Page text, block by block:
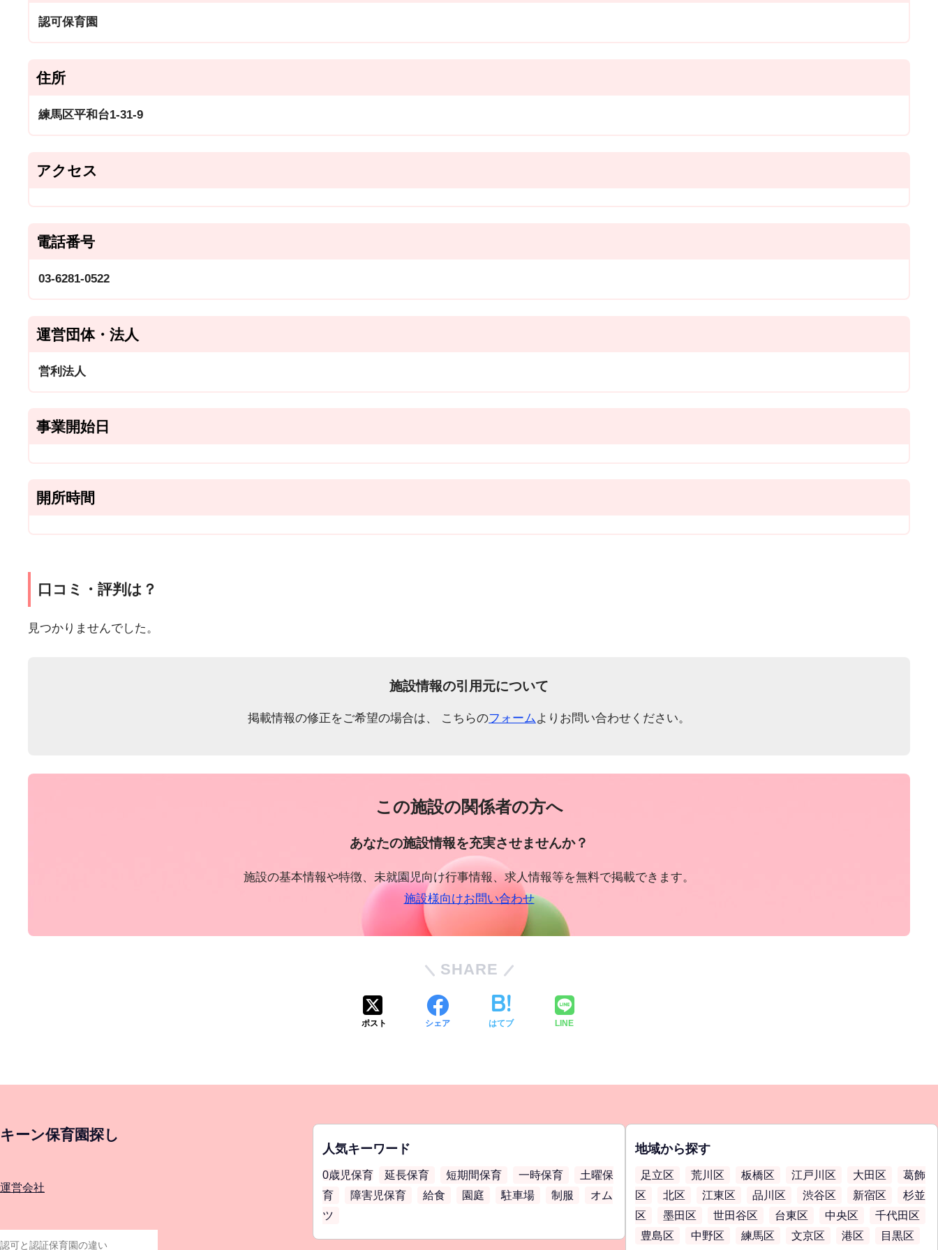
認可保育園
住所
練馬区平和台1-31-9
アクセス
電話番号
03-6281-0522
運営団体・法人
営利法人
事業開始日
開所時間
口コミ・評判は？
見つかりませんでした。
施設情報の引用元について
掲載情報の修正をご希望の場合は、 こちらのフォームよりお問い合わせください。
この施設の関係者の方へ
あなたの施設情報を充実させませんか？
施設の基本情報や特徴、未就園児向け行事情報、求人情報等を無料で掲載できます。
施設様向けお問い合わせ
SHARE
ポスト シェア はてブ LINE
キーン保育園探し
運営会社
人気キーワード
0歳児保育 延長保育 短期間保育 一時保育
土曜保
育
障害児保育 給食 園庭 駐車場 制服
オム
ツ
地域から探す
足立区 荒川区 板橋区 江戸川区 大田区
葛飾
区
北区 江東区 品川区 渋谷区 新宿区
杉並
区
墨田区 世田谷区 台東区 中央区
千代田区
豊島区
中野区 練馬区 文京区 港区 目黒区